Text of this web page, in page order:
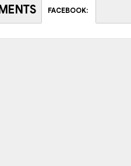
FACEBOOK: